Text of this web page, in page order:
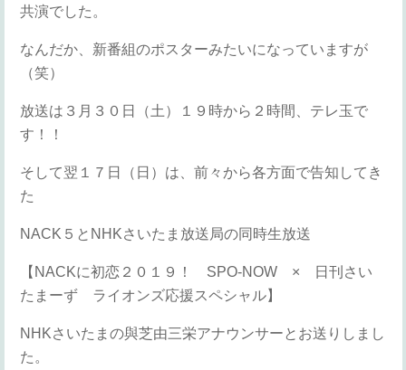
共演でした。
なんだか、新番組のポスターみたいになっていますが
（笑）
放送は３月３０日（土）１９時から２時間、テレ玉で
す！！
そして翌１７日（日）は、前々から各方面で告知してき
た
NACK５とNHKさいたま放送局の同時生放送
【NACKに初恋２０１９！ SPO-NOW × 日刊さい
たまーず ライオンズ応援スペシャル】
NHKさいたまの與芝由三栄アナウンサーとお送りしまし
た。